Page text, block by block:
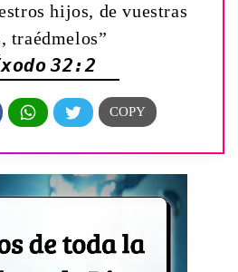
hijos, de vuestras
traédmelos”
32:2